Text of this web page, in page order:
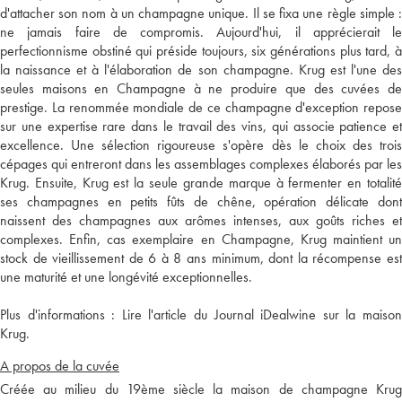
d'attacher son nom à un champagne unique. Il se fixa une règle simple :
ne jamais faire de compromis. Aujourd'hui, il apprécierait le
perfectionnisme obstiné qui préside toujours, six générations plus tard, à
la naissance et à l'élaboration de son champagne. Krug est l'une des
seules maisons en Champagne à ne produire que des cuvées de
prestige. La renommée mondiale de ce champagne d'exception repose
sur une expertise rare dans le travail des vins, qui associe patience et
excellence. Une sélection rigoureuse s'opère dès le choix des trois
cépages qui entreront dans les assemblages complexes élaborés par les
Krug. Ensuite, Krug est la seule grande marque à fermenter en totalité
ses champagnes en petits fûts de chêne, opération délicate dont
naissent des champagnes aux arômes intenses, aux goûts riches et
complexes. Enfin, cas exemplaire en Champagne, Krug maintient un
stock de vieillissement de 6 à 8 ans minimum, dont la récompense est
une maturité et une longévité exceptionnelles.
Plus d'informations : Lire l'article du Journal iDealwine sur la maison
Krug.
A propos de la cuvée
Créée au milieu du 19ème siècle la maison de champagne Krug